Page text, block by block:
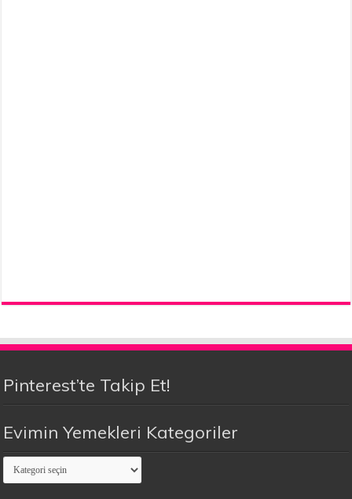
Pinterest’te Takip Et!
Evimin Yemekleri Kategoriler
Evimin
Yemekleri
Kategoriler